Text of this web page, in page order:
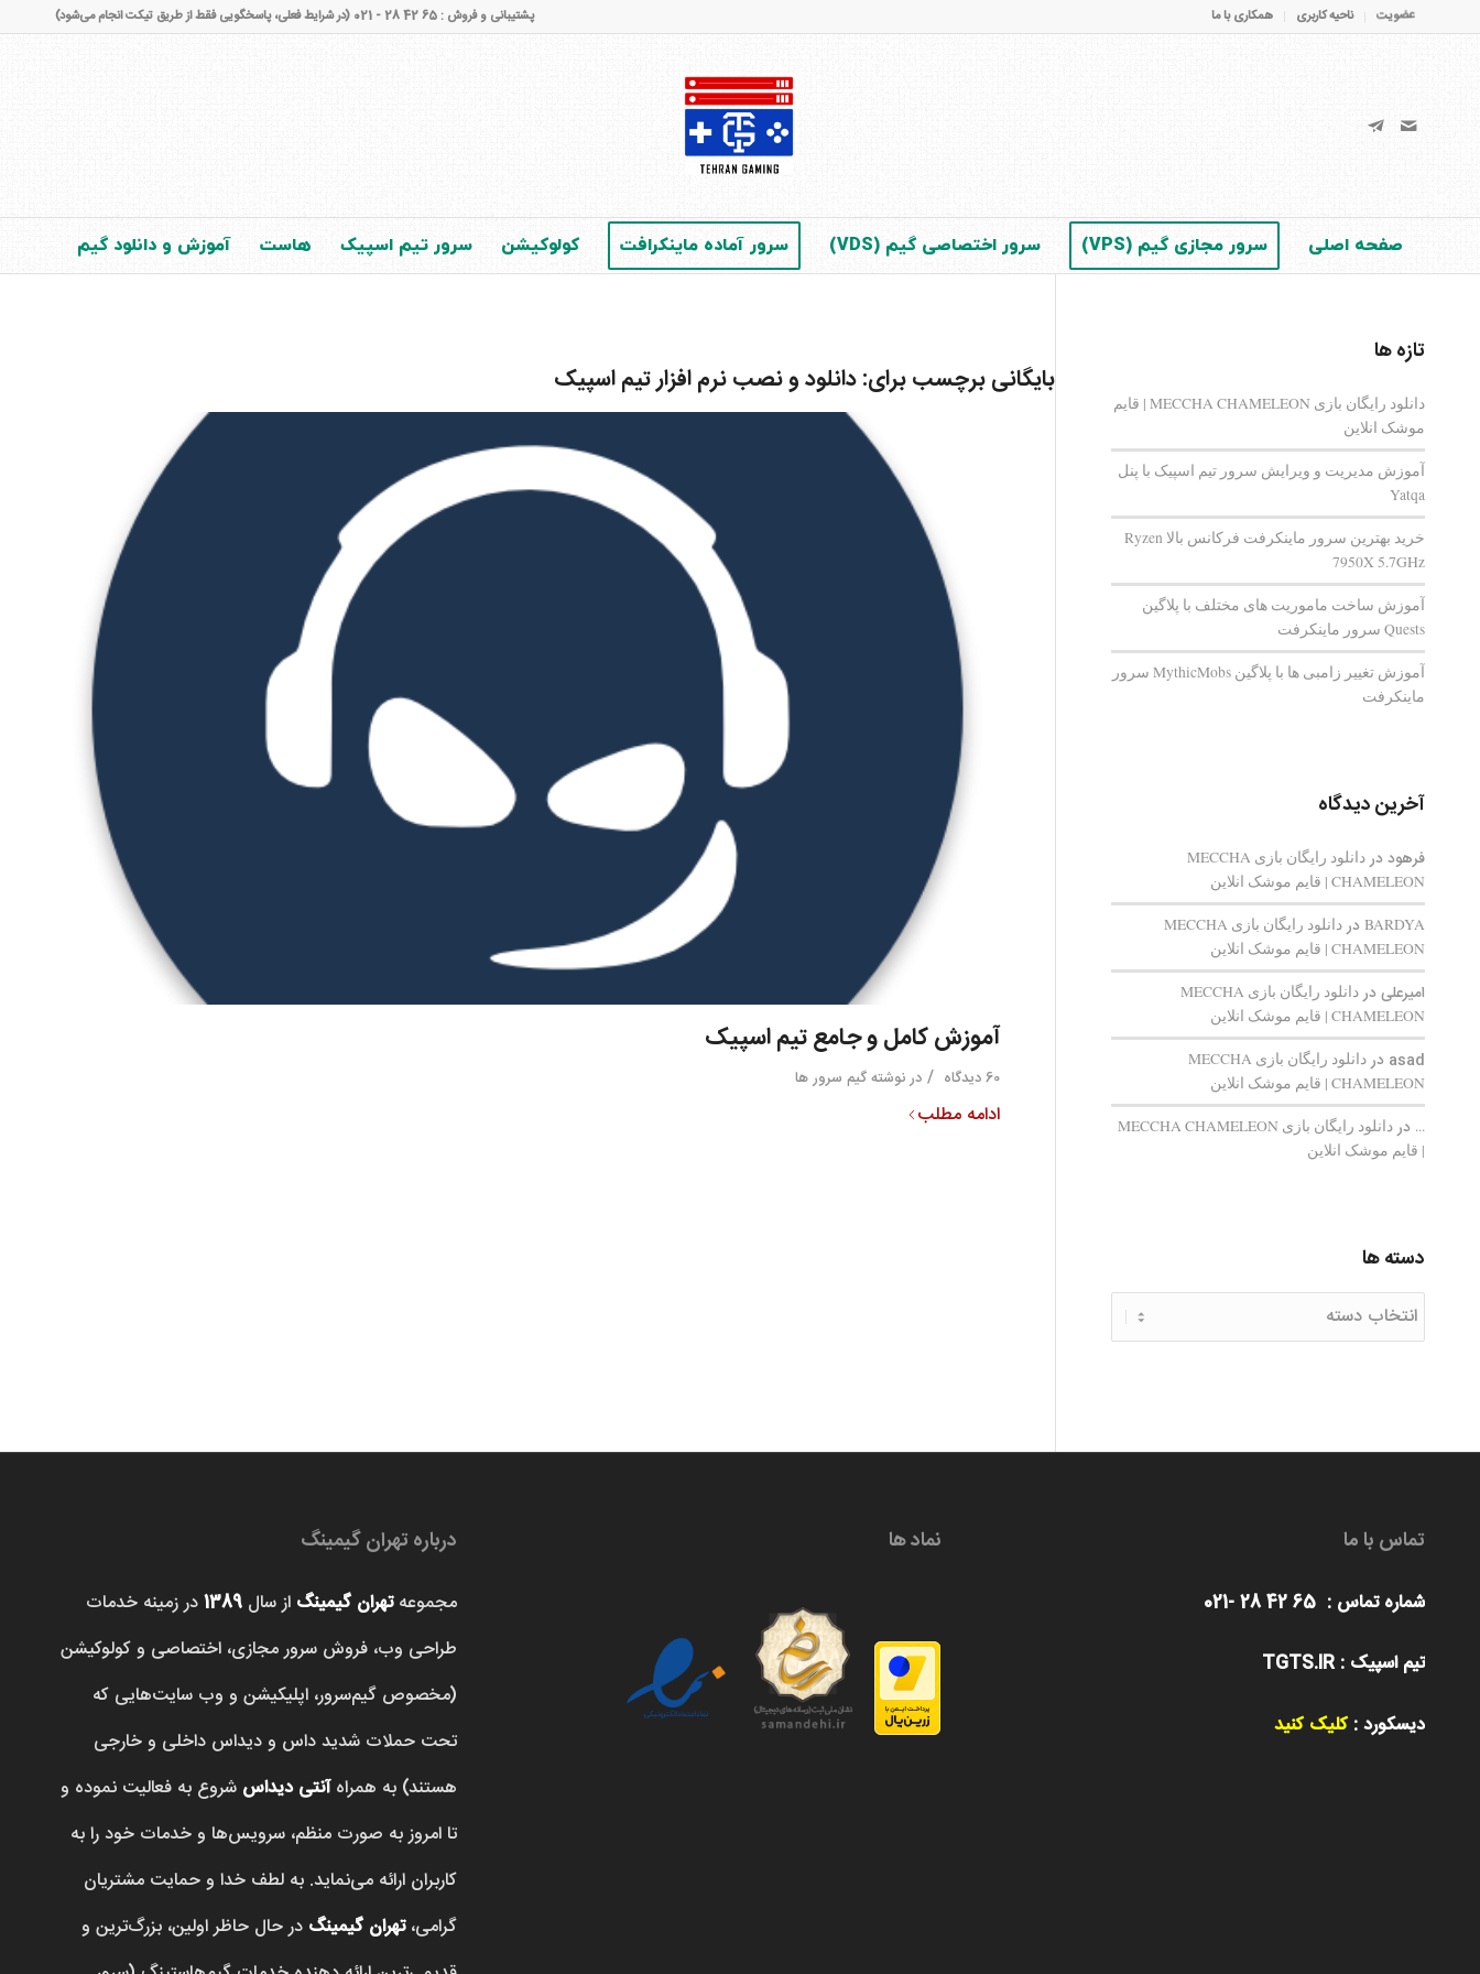
عضویت ناحیه کاربری همکاری با ما پشتیبانی و فروش : 65 42 28 - 021 (در شرایط فعلی، پاسخگویی فقط از طریق تیکت انجام می‌شود)
صفحه اصلی سرور مجازی گیم (VPS) سرور اختصاصی گیم (VDS) سرور آماده ماینکرافت کولوکیشن سرور تیم اسپیک هاست آموزش و دانلود گیم
بایگانی برچسب برای:دانلود و نصب نرم افزار تیم اسپیک
آموزش کامل و جامع تیم اسپیک
60 دیدگاه / درنوشته گیم سرور ها
ادامه مطلب
تازه ها
دانلود رایگان بازی MECCHA CHAMELEON | قایم‌
موشک انلاین
آموزش مدیریت و ویرایش سرور تیم اسپیک با پنل
Yatqa
خرید بهترین سرور ماینکرفت فرکانس بالا Ryzen
7950X 5.7GHz
آموزش ساخت ماموریت های مختلف با پلاگین
Quests سرور ماینکرفت
آموزش تغییر زامبی ها با پلاگین MythicMobs سرور
ماینکرفت
آخرین دیدگاه
فرهوددر
دانلود رایگان بازی MECCHA
CHAMELEON | قایم‌ موشک انلاین
BARDYA در
دانلود رایگان بازی MECCHA
CHAMELEON | قایم‌ موشک انلاین
امیرعلیدر
دانلود رایگان بازی MECCHA
CHAMELEON | قایم‌ موشک انلاین
asad در
دانلود رایگان بازی MECCHA
CHAMELEON | قایم‌ موشک انلاین
... در
دانلود رایگان بازی MECCHA CHAMELEON
| قایم‌ موشک انلاین
دسته ها
دسته
ها
تماس با ما
شماره تماس : 65 42 28 -021
تیم اسپیک : TGTS.IR
دیسکورد :کلیک کنید
نماد ها درباره تهران گیمینگ
مجموعهتهران گیمینگ از سال1389در زمینه خدمات
طراحی وب، فروش‌ سرور مجازی، اختصاصی و کولوکیشن
(مخصوص گیم‌سرور، اپلیکیشن و وب سایت‌هایی که
تحت حملات شدید داس و دیداس داخلی و خارجی
هستند) به همراهآنتی دیداس شروع به فعالیت نموده و
تا امروز به صورت منظم، سرویس‌ها و خدمات خود را به
کاربران ارائه می‌نماید. به لطف خدا و حمایت مشتریان
گرامی،تهران گیمینگ در حال حاظر اولین، بزرگ‌ترین و